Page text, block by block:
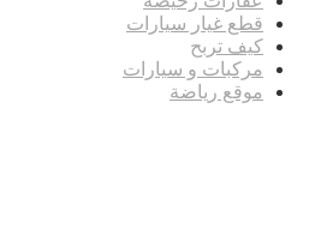
قطع غيار سيارات
كيف تربح
مركبات و سيارات
موقع رياضة